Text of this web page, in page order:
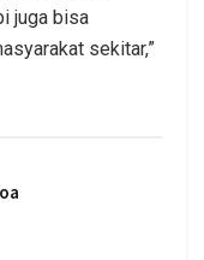
juga bisa
sekitar,”